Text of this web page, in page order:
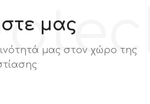
μας
μας στον χώρο της